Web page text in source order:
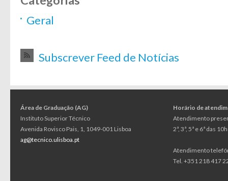
Geral
Subscrever Feed de Notícias
Área de Graduação (AG)
Instituto Superior Técnico
Avenida Rovisco Pais, 1, 1049-001 Lisboa
ag@tecnico.ulisboa.pt
Horário de
Atendimento
2ª, 3ª, 5ª e 6ª das
Atendimento
Tel. +351 218 417